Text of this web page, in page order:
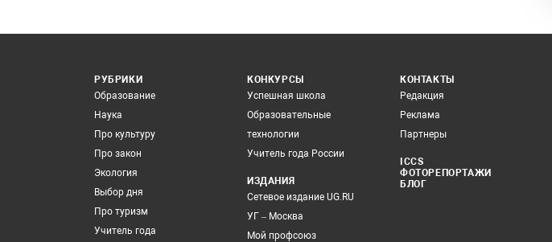
РУБРИКИ
Образование
Наука
Про культуру
Про закон
Экология
Выбор дня
Про туризм
Учитель года
КОНКУРСЫ
Успешная школа
Образовательные
технологии
Учитель года России
ИЗДАНИЯ
Сетевое издание UG.RU
УГ – Москва
Мой профсоюз
КОНТАКТЫ
Редакция
Реклама
Партнеры
ICCS
ФОТОРЕПОРТАЖИ
БЛОГ